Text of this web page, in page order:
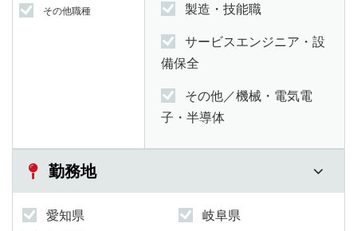
その他職種 製造・技能職
サービスエンジニア・設
備保全
その他／機械・電気電
子・半導体
勤務地
愛知県
岐阜県